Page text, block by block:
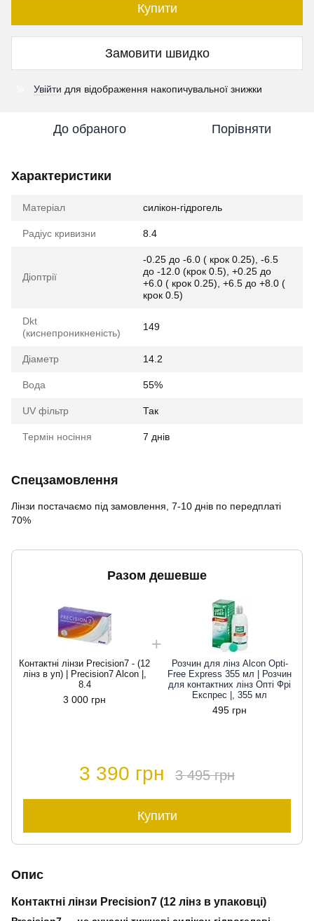
Купити
Замовити швидко
Увійти для відображення накопичувальної знижки
До обраного Порівняти
Характеристики
Матеріал силікон-гідрогель
Радіус кривизни 8.4
Діоптрії
-0.25 до -6.0 ( крок 0.25), -6.5
до -12.0 (крок 0.5), +0.25 до
+6.0 ( крок 0.25), +6.5 до +8.0 (
крок 0.5)
Dkt
(киснепроникненість)
149
Діаметр 14.2
Вода 55%
UV фільтр Так
Термін носіння 7 днів
Спецзамовлення
Лінзи постачаємо під замовлення, 7-10 днів по передплаті
70%
Разом дешевше
Контактні лінзи Precision7 - (12
лінз в уп) | Precision7 Alcon |,
8.4
3 000 грн
Розчин для лінз Alcon Opti-
Free Express 355 мл | Розчин
для контактних лінз Опті Фрі
Експрес |, 355 мл
495 грн
3 390 грн 3 495 грн
Купити
Опис
Контактні лінзи Precision7 (12 лінз в упаковці)